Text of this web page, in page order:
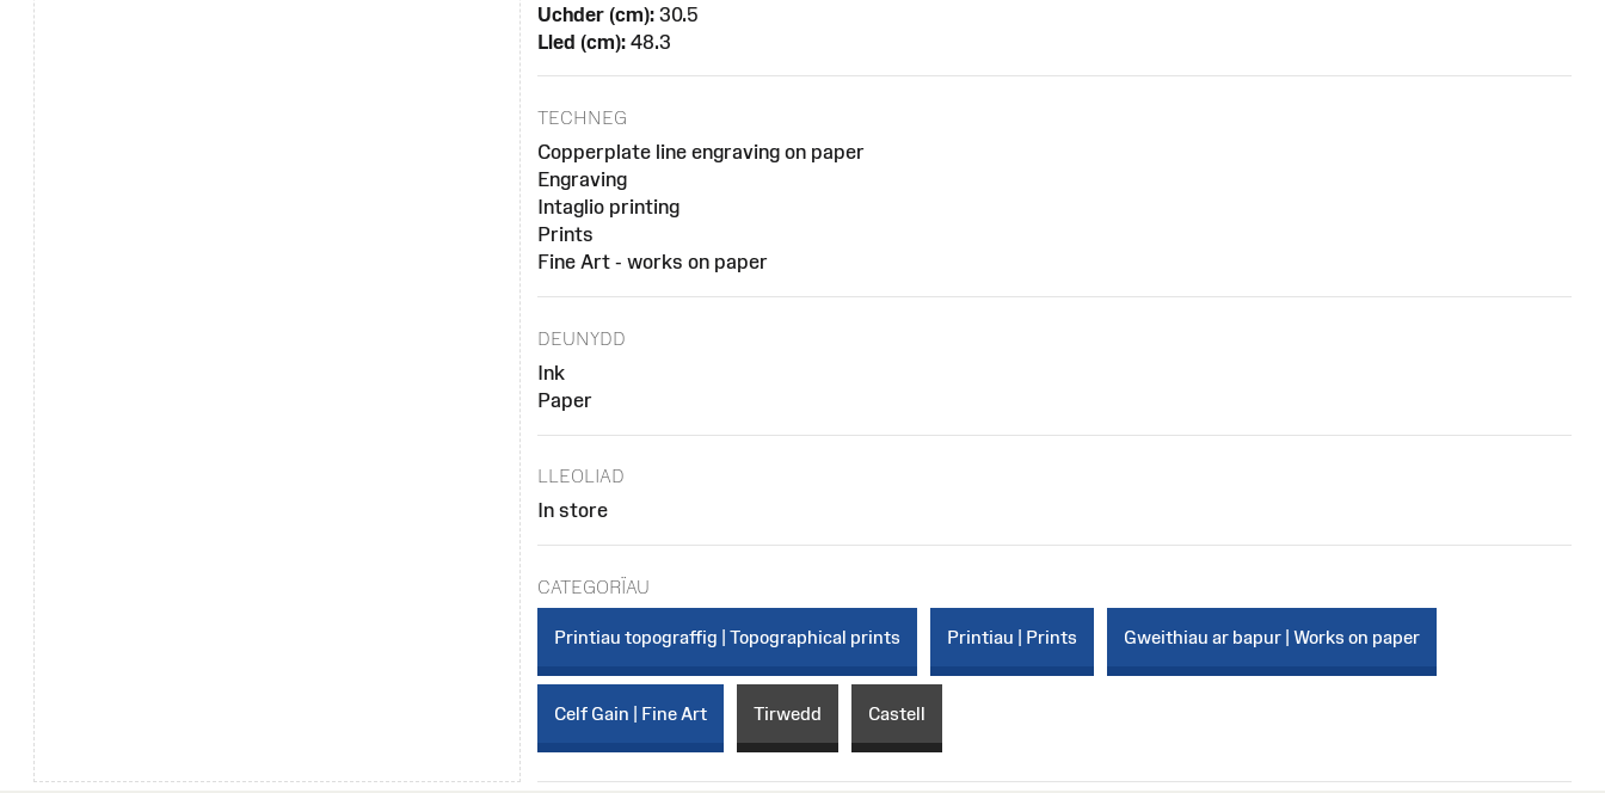
Uchder (cm): 30.5
Lled (cm): 48.3
TECHNEG
Copperplate line engraving on paper
Engraving
Intaglio printing
Prints
Fine Art - works on paper
DEUNYDD
Ink
Paper
LLEOLIAD
In store
CATEGORÏAU
Printiau topograffig | Topographical prints Printiau | Prints Gweithiau ar bapur | Works on paper
Celf Gain | Fine Art Tirwedd Castell